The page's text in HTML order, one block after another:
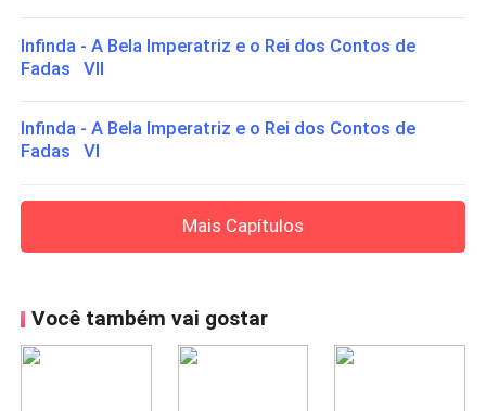
Infinda - A Bela Imperatriz e o Rei dos Contos de
Fadas VII
Infinda - A Bela Imperatriz e o Rei dos Contos de
Fadas VI
Mais Capítulos
Você também vai gostar